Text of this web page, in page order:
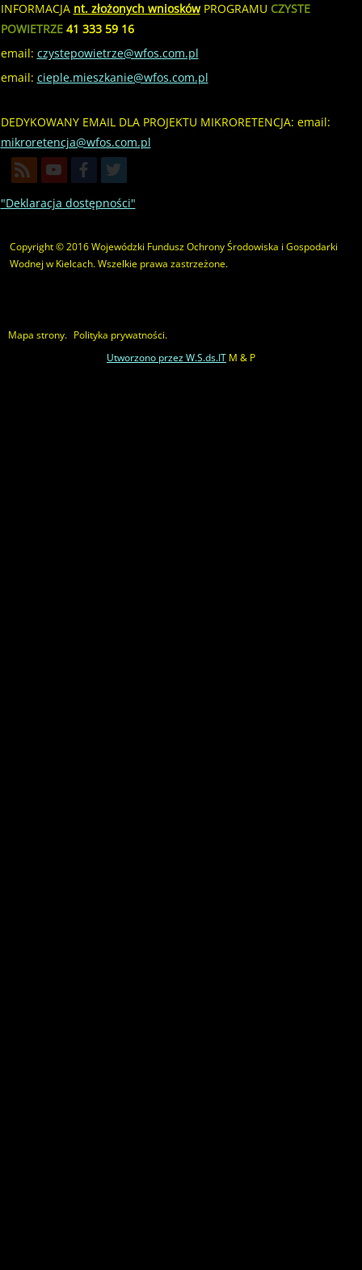
INFORMACJA nt. złożonych wnioskówPROGRAMU CZYSTE
POWIETRZE41 333 59 16
email: czystepowietrze@wfos.com.pl
email: cieple.mieszkanie@wfos.com.pl
DEDYKOWANY EMAIL DLA PROJEKTU MIKRORETENCJA: email:
mikroretencja@wfos.com.pl
"Deklaracja dostępności"
Copyright © 2016 Wojewódzki Fundusz Ochrony Środowiska i Gospodarki
Wodnej w Kielcach. Wszelkie prawa zastrzeżone.
Mapa strony. Polityka prywatności.
Utworzono przez W.S.ds.IT M & P